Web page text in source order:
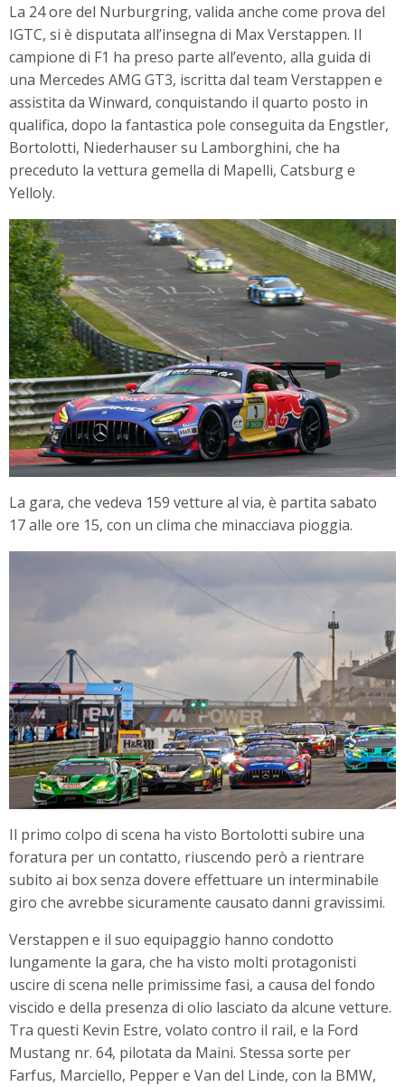
La 24 ore del Nurburgring, valida anche come prova del
IGTC, si è disputata all’insegna di Max Verstappen. Il
campione di F1 ha preso parte all’evento, alla guida di
una Mercedes AMG GT3, iscritta dal team Verstappen e
assistita da Winward, conquistando il quarto posto in
qualifica, dopo la fantastica pole conseguita da Engstler,
Bortolotti, Niederhauser su Lamborghini, che ha
preceduto la vettura gemella di Mapelli, Catsburg e
Yelloly.
La gara, che vedeva 159 vetture al via, è partita sabato
17 alle ore 15, con un clima che minacciava pioggia.
Il primo colpo di scena ha visto Bortolotti subire una
foratura per un contatto, riuscendo però a rientrare
subito ai box senza dovere effettuare un interminabile
giro che avrebbe sicuramente causato danni gravissimi.
Verstappen e il suo equipaggio hanno condotto
lungamente la gara, che ha visto molti protagonisti
uscire di scena nelle primissime fasi, a causa del fondo
viscido e della presenza di olio lasciato da alcune vetture.
Tra questi Kevin Estre, volato contro il rail, e la Ford
Mustang nr. 64, pilotata da Maini. Stessa sorte per
Farfus, Marciello, Pepper e Van del Linde, con la BMW,